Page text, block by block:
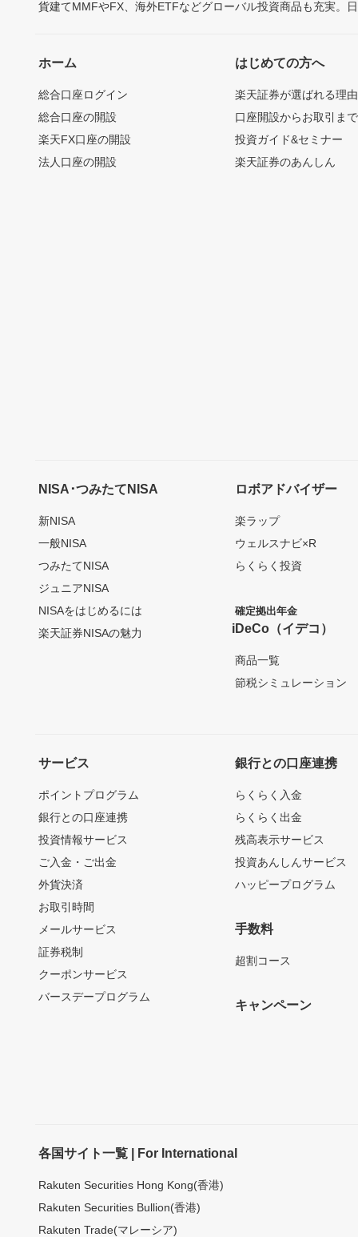
貨建てMMFやFX、海外ETFなどグローバル投資商品も充実。
ホーム
総合口座ログイン
総合口座の開設
楽天FX口座の開設
法人口座の開設
はじめての方へ
楽天証券が選ばれる理由
口座開設からお取引ま
投資ガイド&セミナー
楽天証券のあんしん
NISA･つみたてNISA
新NISA
一般NISA
つみたてNISA
ジュニアNISA
NISAをはじめるには
楽天証券NISAの魅力
ロボアドバイザー
楽ラップ
ウェルスナビ×R
らくらく投資
確定拠出年金
iDeCo（イデコ）
商品一覧
節税シミュレーション
サービス
ポイントプログラム
銀行との口座連携
投資情報サービス
ご入金・ご出金
外貨決済
お取引時間
メールサービス
証券税制
クーポンサービス
バースデープログラム
銀行との口座連携
らくらく入金
らくらく出金
残高表示サービス
投資あんしんサービス
ハッピープログラム
手数料
超割コース
キャンペーン
各国サイト一覧 | For International
Rakuten Securities Hong Kong(香港)
Rakuten Securities Bullion(香港)
Rakuten Trade(マレーシア)